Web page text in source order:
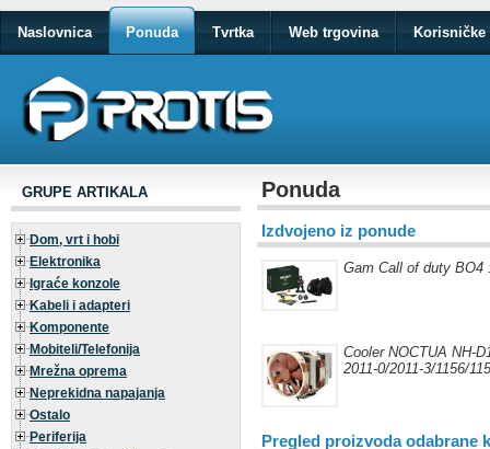
Naslovnica Ponuda Tvrtka Web trgovina Korisničke
GRUPE ARTIKALA
Dom, vrt i hobi
Elektronika
Igraće konzole
Kabeli i adapteri
Komponente
Mobiteli/Telefonija
Mrežna oprema
Neprekidna napajanja
Ostalo
Periferija
Ponuda
Izdvojeno iz ponude
Gam Call of duty BO4
Cooler NOCTUA NH-
2011-0/2011-3/1156/
Pregled proizvoda odabrane